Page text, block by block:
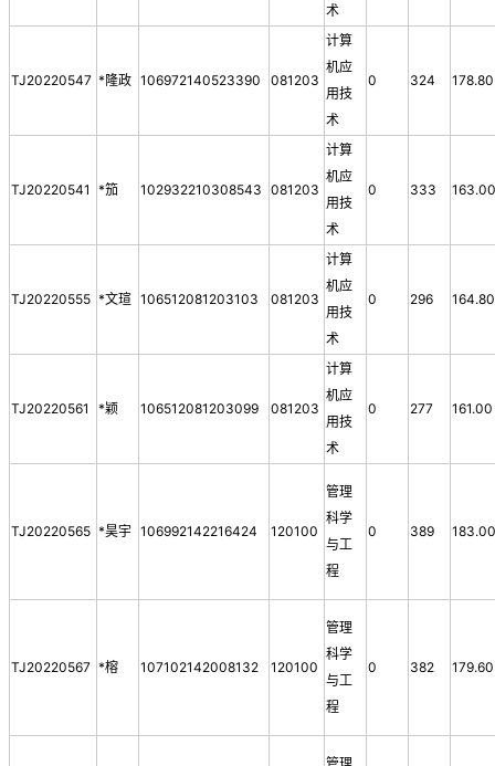
术
TJ20220547 *隆政 106972140523390 081203
计算
机应
用技
术
0 324 178.80
TJ20220541 *笳 102932210308543 081203
计算
机应
用技
术
0 333
TJ20220555 *文瑄 106512081203103 081203
计算
机应
用技
术
0 296 164.80
TJ20220561 *颖 106512081203099 081203
计算
机应
用技
术
0 277 161.00
TJ20220565 *昊宇 106992142216424 120100
管理
科学
与工
程
0 389
TJ20220567 *榕 107102142008132 120100
管理
科学
与工
程
0 382 179.60